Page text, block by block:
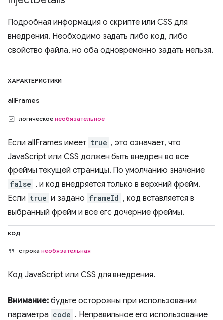
Подробная информация о скрипте или CSS для
внедрения. Необходимо задать либо код, либо
свойство файла, но оба одновременно задать нельзя.
ХАРАКТЕРИСТИКИ
allFrames
логическое необязательное
Если allFrames имеет true , это означает, что
JavaScript или CSS должен быть внедрен во все
фреймы текущей страницы. По умолчанию значение
false , и код внедряется только в верхний фрейм.
Если true и задано frameId , код вставляется в
выбранный фрейм и все его дочерние фреймы.
код
строка необязательная
Код JavaScript или CSS для внедрения.
Внимание: будьте осторожны при использовании
параметра code . Неправильное его использование